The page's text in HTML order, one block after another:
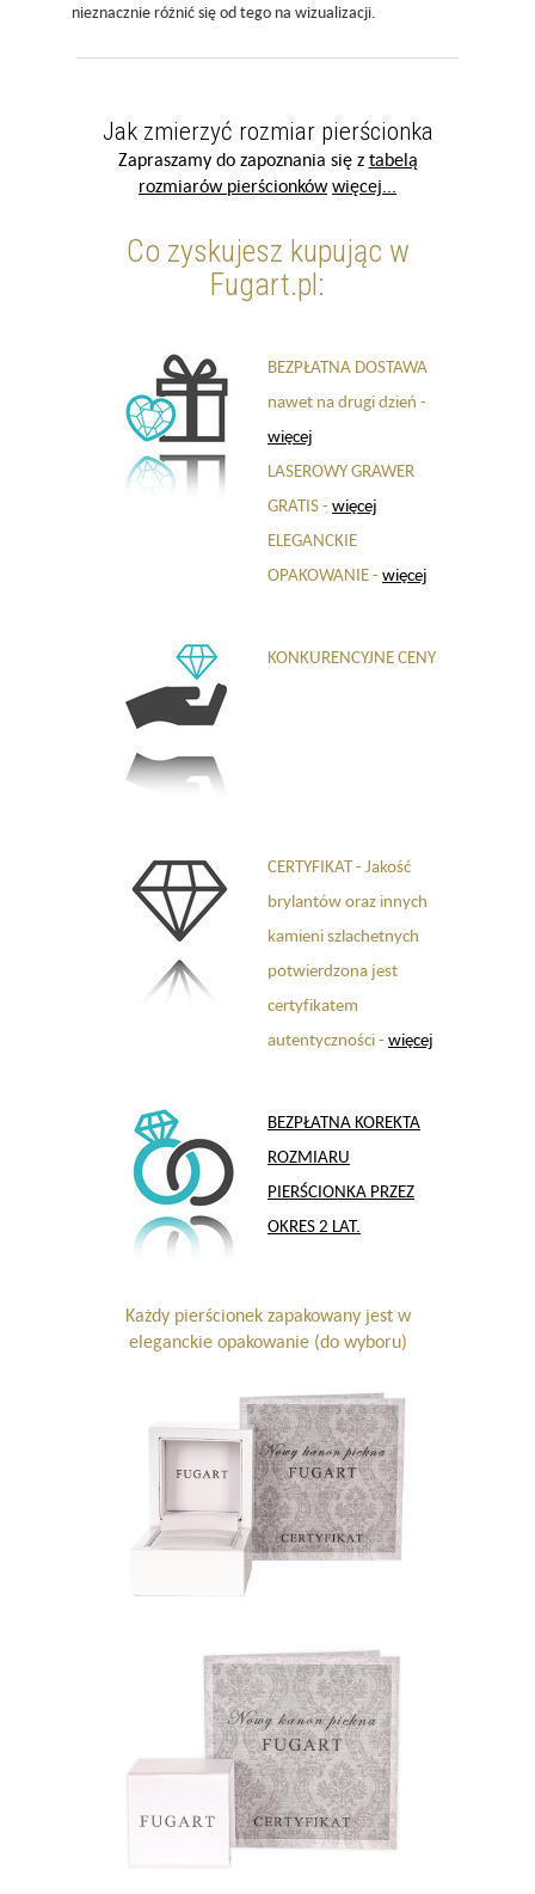
nieznacznie różnić się od tego na wizualizacji.
Jak zmierzyć rozmiar pierścionka
Zapraszamy do zapoznania się z tabelą
rozmiarów pierścionków więcej...
Co zyskujesz kupując w
Fugart.pl:
BEZPŁATNA DOSTAWA
nawet na drugi dzień -
więcej
LASEROWY GRAWER
GRATIS - więcej
ELEGANCKIE
OPAKOWANIE - więcej
KONKURENCYJNE CENY
CERTYFIKAT - Jakość
brylantów oraz innych
kamieni szlachetnych
potwierdzona jest
certyfikatem
autentyczności - więcej
BEZPŁATNA KOREKTA
ROZMIARU
PIERŚCIONKA PRZEZ
OKRES 2 LAT.
Każdy pierścionek zapakowany jest w
eleganckie opakowanie (do wyboru)